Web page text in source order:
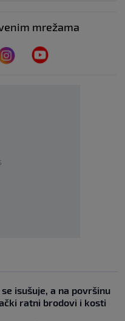
mrežama
isušuje, a na površinu
ratni brodovi i kosti